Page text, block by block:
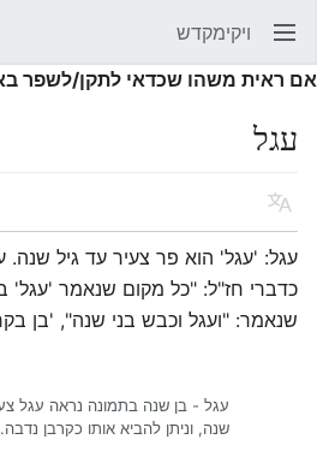
פתיחת התפריט הראשי ויקימקדש
אם ראית משהו שכדאי לתקן/לשפר
עגל
שפה
עגל: 'עגל' הוא פר צעיר עד גיל שנה.
כדברי חז"ל: "כל מקום שנאמר
שנאמר: "ועגל וכבש בני שנה", 'בן
עגל - בן שנה בתמונה נראה עגל
שנה, וניתן להביא אותו כקרבן נדבה.